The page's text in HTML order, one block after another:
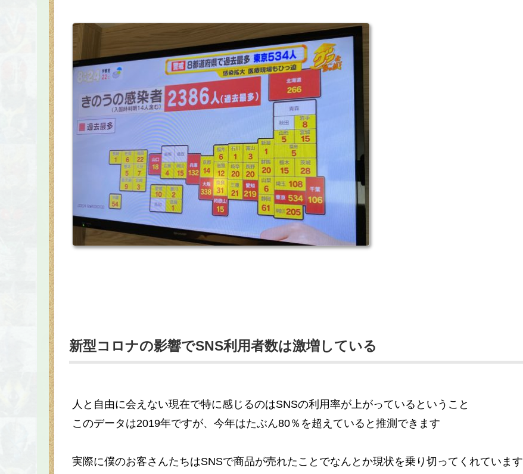
新型コロナの影響でSNS利用者数は激増している
人と自由に会えない現在で特に感じるのはSNSの利用率が上がっているということ
このデータは2019年ですが、今年はたぶん80％を超えていると推測できます
実際に僕のお客さんたちはSNSで商品が売れたことでなんとか現状を乗り切ってくれています